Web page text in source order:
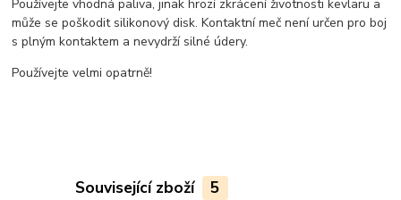
Používejte vhodná paliva, jinak hrozí zkrácení životnosti kevlaru a
může se poškodit silikonový disk. Kontaktní meč není určen pro boj
s plným kontaktem a nevydrží silné údery.
Používejte velmi opatrně!
Související zboží 5